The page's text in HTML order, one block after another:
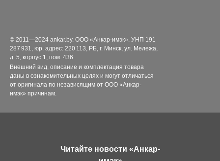
Читайте новости «Анкар-
© 2011—2024 ankar.by. ООО «Анкар-имэк». УНП 191
287 931, юр. адрес: 220 113, РБ, г. Минск, ул. Мележа,
д. 5, корпус 1, пом. 436
Внешний вид, описание и комплектация товара
даны в ознакомительных целях и могут отличаться
от оригинала по независящим от ООО «Анкар-
имэк» причинам.